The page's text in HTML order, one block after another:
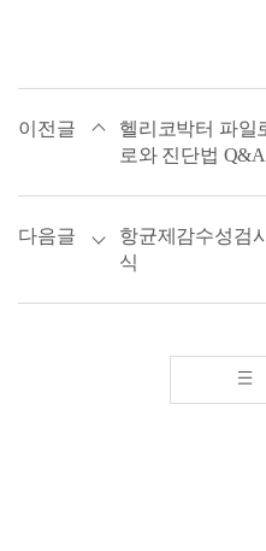
이전글
헬리코박터 파일
로와 진단법 Q&A
다음글
항균제감수성검
식